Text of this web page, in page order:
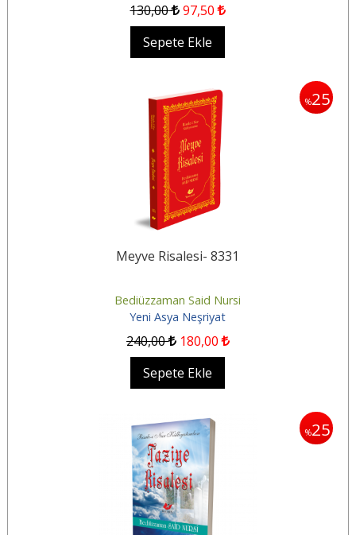
130,00 97,50
Sepete Ekle
%25
Meyve Risalesi- 8331
Bediüzzaman Said Nursi
Yeni Asya Neşriyat
240,00 180,00
Sepete Ekle
%25